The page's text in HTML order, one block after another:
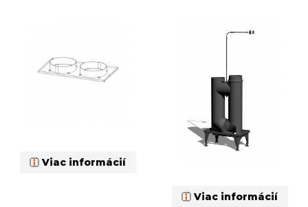
Viac informácií
Viac informácií